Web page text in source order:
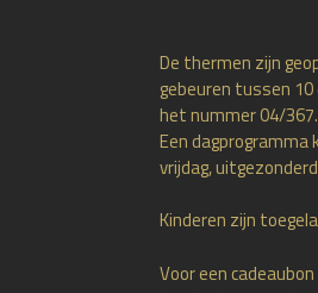
De thermen zijn
gebeuren tussen 10
het nummer 04/
Een
vrijdag,
Kinderen zijn
Voor een